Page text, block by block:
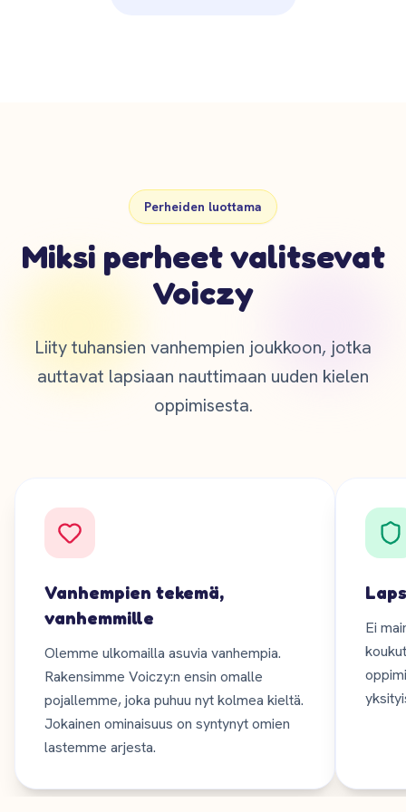
Perheiden luottama
Miksi perheet valitsevat
Voiczy
Liity tuhansien vanhempien joukkoon, jotka
auttavat lapsiaan nauttimaan uuden kielen
oppimisesta.
Vanhempien tekemä,
vanhemmille
Olemme ulkomailla asuvia vanhempia.
Rakensimme Voiczy:n ensin omalle
pojallemme, joka puhuu nyt kolmea kieltä.
Jokainen ominaisuus on syntynyt omien
lastemme arjesta.
Ei